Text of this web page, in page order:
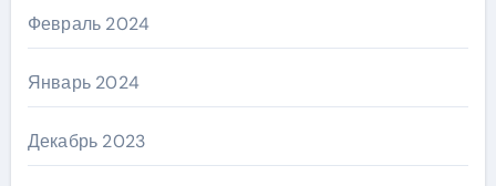
Февраль 2024
Январь 2024
Декабрь 2023